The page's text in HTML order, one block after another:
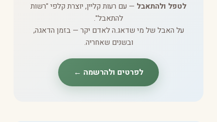
לטפל ולהתאבל — עם רעות קליין, יוצרת קלפי "רשות
להתאבל".
על האבל של מי שדאג.ה לאדם יקר — בזמן הדאגה,
ובשנים שאחריה.
לפרטים ולהרשמה ←